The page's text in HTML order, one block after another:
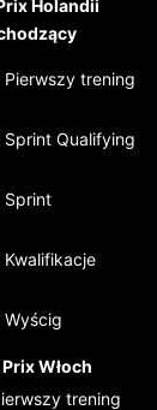
Holandii
Pierwszy trening
Sprint Qualifying
Sprint
Kwalifikacje
Wyścig
Włoch
trening